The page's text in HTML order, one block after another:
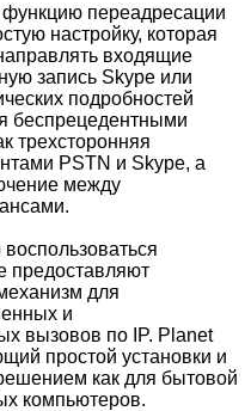
функцию переадресации
настройку, которая
входящие
запись Skype или
подробностей
беспрецедентными
трехсторонняя
PSTN и Skype, а
между
предоставляют
для
и
вызовов по IP. Planet
простой установки и
как для бытовой
компьютеров.